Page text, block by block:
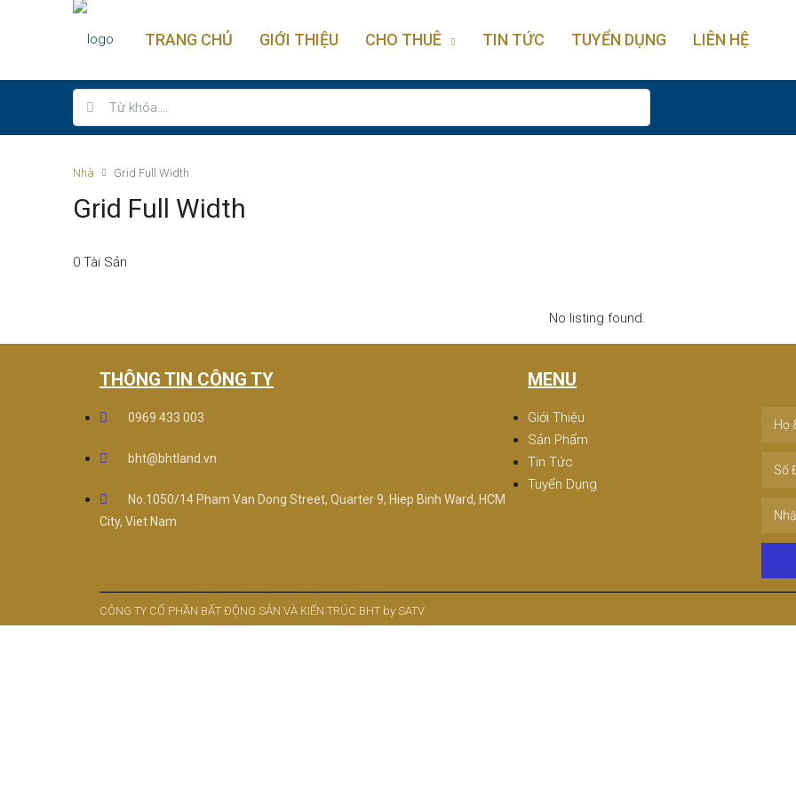
TRANG CHỦ GIỚI THIỆU CHO THUÊ TIN TỨC TUYỂN DỤNG LIÊN HỆ
Nhà Grid Full Width
Grid Full Width
0 Tài Sản
No listing found.
THÔNG TIN CÔNG TY
0969 433 003
bht@bhtland.vn
No.1050/14 Pham Van Dong Street, Quarter 9, Hiep Binh Ward, HCM
City, Viet Nam
MENU
Giới Thiệu
Sản Phẩm
Tin Tức
Tuyển Dụng
CÔNG TY CỔ PHẦN BẤT ĐỘNG SẢN VÀ KIẾN TRÚC BHT by SATV